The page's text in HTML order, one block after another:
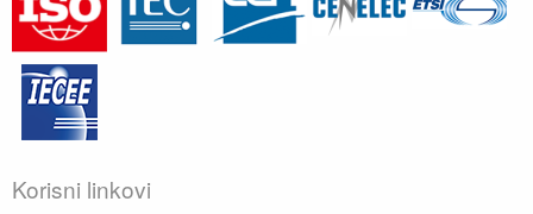
Korisni linkovi